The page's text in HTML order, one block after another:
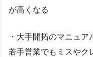
が高くなる
・大手開拓のマニュア
若手営業でもミスやク